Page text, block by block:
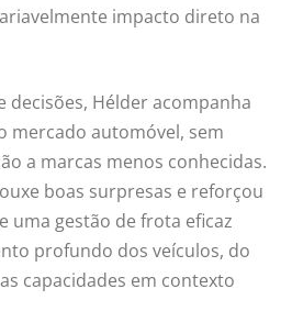
impacto direto na
decisões, Hélder acompanha
mercado automóvel, sem
a marcas menos conhecidas.
boas surpresas e reforçou
uma gestão de frota eficaz
profundo dos veículos, do
capacidades em contexto